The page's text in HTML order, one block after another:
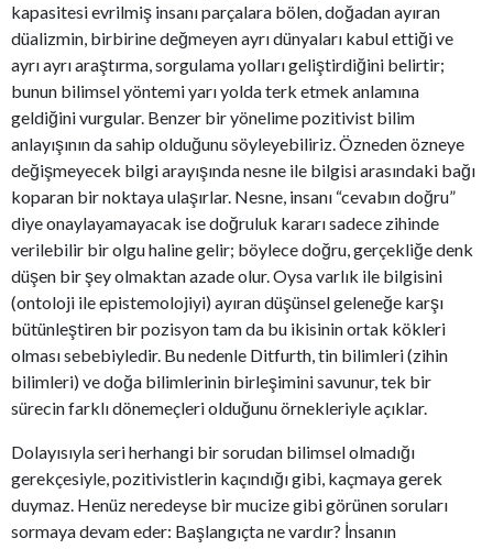
kapasitesi evrilmiş insanı parçalara bölen, doğadan ayıran
düalizmin, birbirine değmeyen ayrı dünyaları kabul ettiği ve
ayrı ayrı araştırma, sorgulama yolları geliştirdiğini belirtir;
bunun bilimsel yöntemi yarı yolda terk etmek anlamına
geldiğini vurgular. Benzer bir yönelime pozitivist bilim
anlayışının da sahip olduğunu söyleyebiliriz. Özneden özneye
değişmeyecek bilgi arayışında nesne ile bilgisi arasındaki bağı
koparan bir noktaya ulaşırlar. Nesne, insanı “cevabın doğru”
diye onaylayamayacak ise doğruluk kararı sadece zihinde
verilebilir bir olgu haline gelir; böylece doğru, gerçekliğe denk
düşen bir şey olmaktan azade olur. Oysa varlık ile bilgisini
(ontoloji ile epistemolojiyi) ayıran düşünsel geleneğe karşı
bütünleştiren bir pozisyon tam da bu ikisinin ortak kökleri
olması sebebiyledir. Bu nedenle Ditfurth, tin bilimleri (zihin
bilimleri) ve doğa bilimlerinin birleşimini savunur, tek bir
sürecin farklı dönemeçleri olduğunu örnekleriyle açıklar.
Dolayısıyla seri herhangi bir sorudan bilimsel olmadığı
gerekçesiyle, pozitivistlerin kaçındığı gibi, kaçmaya gerek
duymaz. Henüz neredeyse bir mucize gibi görünen soruları
sormaya devam eder: Başlangıçta ne vardır? İnsanın